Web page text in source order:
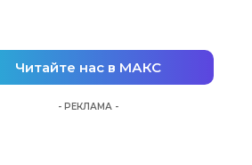
Читайте нас в МАКС
- РЕКЛАМА -